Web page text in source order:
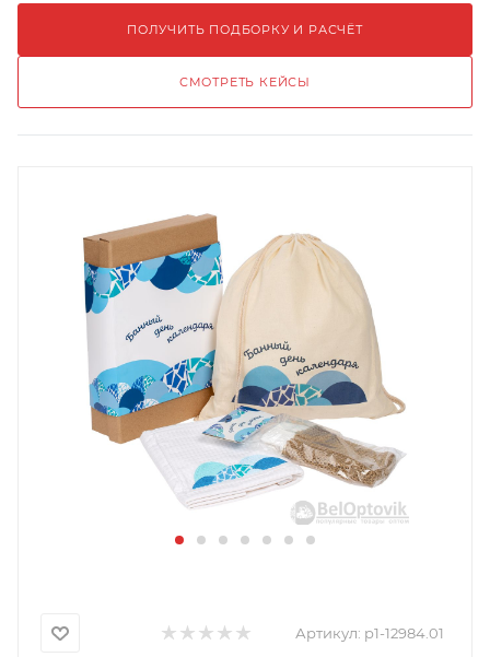
ПОЛУЧИТЬ ПОДБОРКУ И РАСЧЁТ
СМОТРЕТЬ КЕЙСЫ
Артикул: p1-12984.01